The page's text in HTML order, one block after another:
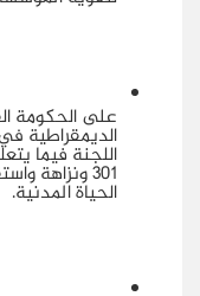
على الحكومة
الديمقراطية
اللجنة فيما
301 ونزاهة
الحياة المدنية.